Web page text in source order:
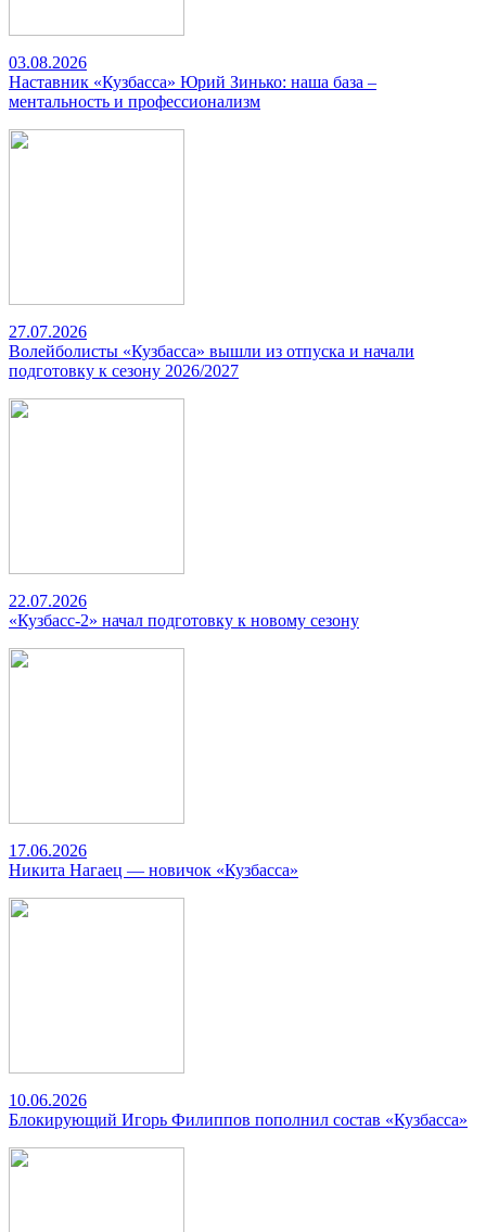
03.08.2026
Наставник «Кузбасса» Юрий Зинько: наша база –
ментальность и профессионализм
27.07.2026
Волейболисты «Кузбасса» вышли из отпуска и начали
подготовку к сезону 2026/2027
22.07.2026
«Кузбасс-2» начал подготовку к новому сезону
17.06.2026
Никита Нагаец — новичок «Кузбасса»
10.06.2026
Блокирующий Игорь Филиппов пополнил состав «Кузбасса»